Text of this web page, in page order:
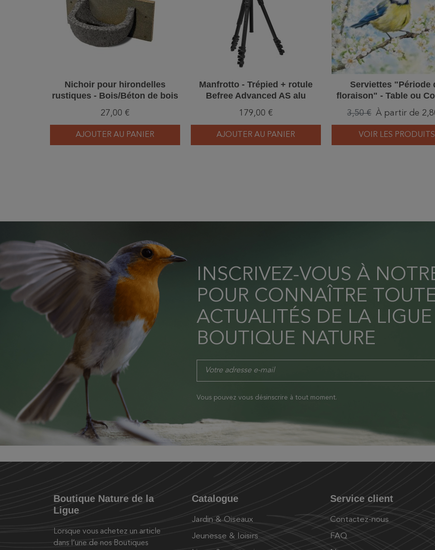
Nichoir pour hirondelles
rustiques - Bois/Béton de bois
- Schwegler (N°10 - 330/0)
27,00 €
AJOUTER AU PANIER
Manfrotto - Trépied + rotule
Befree Advanced AS alu
torsadé
179,00 €
AJOUTER AU PANIER
Serviettes "Période
floraison" - Table ou
3,50 € À partir de
VOIR LES PRODUITS
INSCRIVEZ-VOUS À
POUR CONNAÎTRE
ACTUALITÉS DE LA
BOUTIQUE NATURE
Vous pouvez vous désinscrire à tout moment.
Boutique Nature de la
Ligue
Lorsque vous achetez un article
dans l’une de nos Boutiques
Catalogue
Jardin & Oiseaux
Jeunesse & loisirs
Service client
Contactez-nous
FAQ